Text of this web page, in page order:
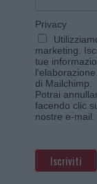
Privacy
marketing.
tue
l'elaborazione.
di Mailchimp
Potrai
facendo clic
nostre e-mail.